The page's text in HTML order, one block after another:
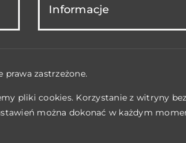
Informacje
prawa zastrzeżone.
pliki cookies. Korzystanie z witryny
można dokonać w każdym